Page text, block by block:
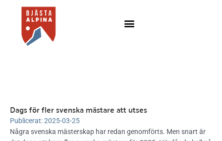
Dags för fler svenska mästare att utses
Publicerat:2025-03-25
Några svenska mästerskap har redan genomförts. Men snart är